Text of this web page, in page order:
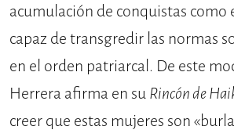
acumulación de conquistas como
capaz de transgredir las normas
en el orden patriarcal. De este
Herrera afirma en suRincón de
creer que estas mujeres son